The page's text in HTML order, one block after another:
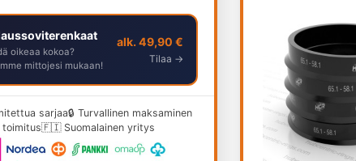
oikeaa kokoa?
mittojesi mukaan!
alk. 49,90 €
Tilaa →
sarjaa🔒 Turvallinen maksaminen
toimitus🇫🇮 Suomalainen yritys